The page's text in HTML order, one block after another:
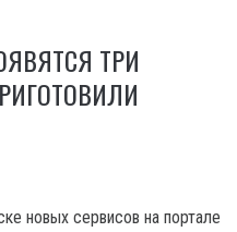
ТРИ
новых сервисов на портале